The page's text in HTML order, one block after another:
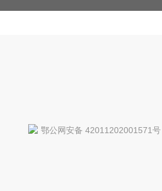
鄂公网安备 42011202001571号